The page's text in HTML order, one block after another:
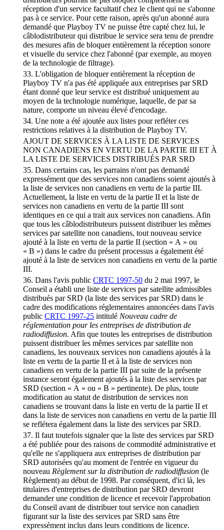
réception d'un service facultatif chez le client qui ne s'abonne
pas à ce service. Pour cette raison, après qu'un abonné aura
demandé que Playboy TV ne puisse être capté chez lui, le
câblodistributeur qui distribue le service sera tenu de prendre
des mesures afin de bloquer entièrement la réception sonore
et visuelle du service chez l'abonné (par exemple, au moyen
de la technologie de filtrage).
33. L'obligation de bloquer entièrement la réception de
Playboy TV n'a pas été appliquée aux entreprises par SRD
étant donné que leur service est distribué uniquement au
moyen de la technologie numérique, laquelle, de par sa
nature, comporte un niveau élevé d'encodage.
34. Une note a été ajoutée aux listes pour refléter ces
restrictions relatives à la distribution de Playboy TV.
AJOUT DE SERVICES À LA LISTE DE SERVICES
NON CANADIENS EN VERTU DE LA PARTIE III ET À
LA LISTE DE SERVICES DISTRIBUÉS PAR SRD
35. Dans certains cas, les parrains n'ont pas demandé
expressément que des services non canadiens soient ajoutés à
la liste de services non canadiens en vertu de la partie III.
Actuellement, la liste en vertu de la partie II et la liste de
services non canadiens en vertu de la partie III sont
identiques en ce qui a trait aux services non canadiens. Afin
que tous les câblodistributeurs puissent distribuer les mêmes
services par satellite non canadiens, tout nouveau service
ajouté à la liste en vertu de la partie II (section « A » ou
« B ») dans le cadre du présent processus a également été
ajouté à la liste de services non canadiens en vertu de la partie
III.
36. Dans l'avis public CRTC 1997-50 du 2 mai 1997, le
Conseil a établi une liste de services par satellite admissibles
distribués par SRD (la liste des services par SRD) dans le
cadre des modifications réglementaires annoncées dans l'avis
public CRTC 1997-25 intitulé Nouveau cadre de
réglementation pour les entreprises de distribution de
radiodiffusion. Afin que toutes les entreprises de distribution
puissent distribuer les mêmes services par satellite non
canadiens, les nouveaux services non canadiens ajoutés à la
liste en vertu de la partie II et à la liste de services non
canadiens en vertu de la partie III par suite de la présente
instance seront également ajoutés à la liste des services par
SRD (section « A » ou « B » pertinente). De plus, toute
modification au statut de distribution de services non
canadiens se trouvant dans la liste en vertu de la partie II et
dans la liste de services non canadiens en vertu de la partie III
se reflétera également dans la liste des services par SRD.
37. Il faut toutefois signaler que la liste des services par SRD
a été publiée pour des raisons de commodité administrative et
qu'elle ne s'appliquera aux entreprises de distribution par
SRD autorisées qu'au moment de l'entrée en vigueur du
nouveau Règlement sur la distribution de radiodiffusion (le
Règlement) au début de 1998. Par conséquent, d'ici là, les
titulaires d'entreprises de distribution par SRD devront
demander une condition de licence et recevoir l'approbation
du Conseil avant de distribuer tout service non canadien
figurant sur la liste des services par SRD sans être
expressément inclus dans leurs conditions de licence.